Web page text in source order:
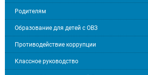
Родителям
Образование для детей с ОВЗ
Противодействие коррупции
Классное руководство